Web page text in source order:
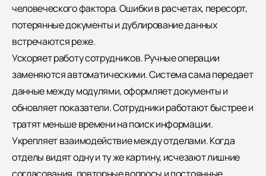
человеческого фактора. Ошибки в расчетах, пересорт,
потерянные документы и дублирование данных
встречаются реже.
Ускоряет работу сотрудников. Ручные операции
заменяются автоматическими. Система сама передает
данные между модулями, оформляет документы и
обновляет показатели. Сотрудники работают быстрее и
тратят меньше времени на поиск информации.
Укрепляет взаимодействие между отделами. Когда
отделы видят одну и ту же картину, исчезают лишние